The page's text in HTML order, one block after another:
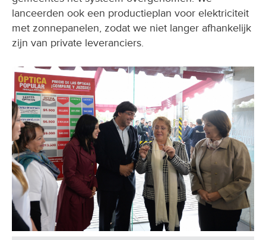
lanceerden ook een productieplan voor elektriciteit
met zonnepanelen, zodat we niet langer afhankelijk
zijn van private leveranciers.